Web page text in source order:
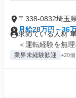
〒338-0832埼玉
月給28万円～36
求めている人材
＜運転経験を無理
業界未経験歓迎 +20個